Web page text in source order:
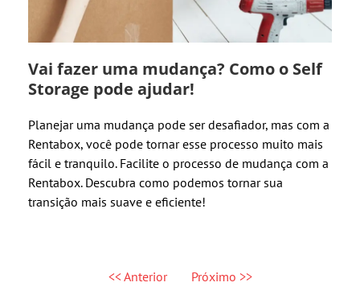
Vai fazer uma mudança? Como o Self
Storage pode ajudar!
Planejar uma mudança pode ser desafiador, mas com a
Rentabox, você pode tornar esse processo muito mais
fácil e tranquilo. Facilite o processo de mudança com a
Rentabox. Descubra como podemos tornar sua
transição mais suave e eficiente!
<< Anterior Próximo >>